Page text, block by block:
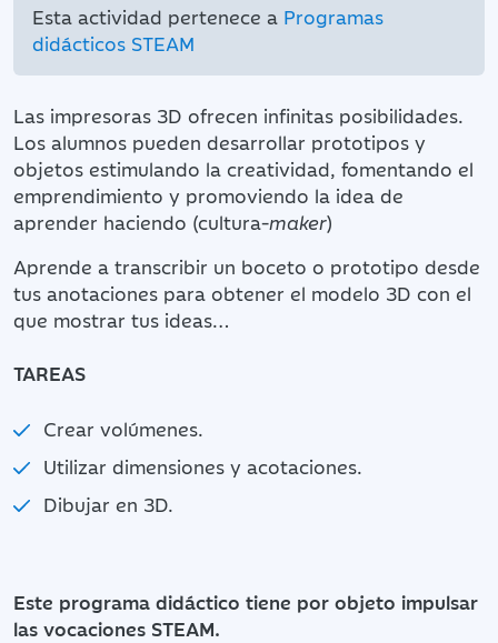
Esta actividad pertenece a Programas
didácticos STEAM
Las impresoras 3D ofrecen infinitas posibilidades.
Los alumnos pueden desarrollar prototipos y
objetos estimulando la creatividad, fomentando el
emprendimiento y promoviendo la idea de
aprender haciendo (cultura-maker)
Aprende a transcribir un boceto o prototipo desde
tus anotaciones para obtener el modelo 3D con el
que mostrar tus ideas…
TAREAS
Crear volúmenes.
Utilizar dimensiones y acotaciones.
Dibujar en 3D.
Este programa didáctico tiene por objeto impulsar
las vocaciones STEAM.